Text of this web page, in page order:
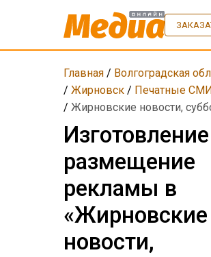
Главная / Волгоградская
/Жирновск / Печатные
/Жирновские новости,
размещение
рекламы в
«Жирновские
новости,